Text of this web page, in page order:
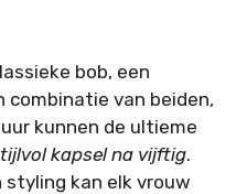
bob, een
combinatie van beiden,
kunnen de ultieme
kapsel na vijftig.
kan elk vrouw